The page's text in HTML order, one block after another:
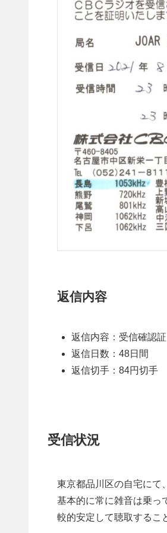
返信内容
返信内容：受信確認証
返信日数：48日間
返信切手：84円切手
受信状況
東京都品川区の自宅にて
基本的に常に雑音は乗っ
較的安定して聴取するこ